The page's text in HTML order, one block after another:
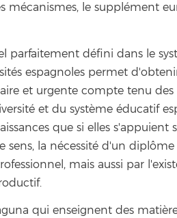
le supplément
défini dans le
espagnoles permet
et urgente compte tenu
et du système éducatif
que si elles
la nécessité d'un
mais aussi par
qui enseignent des